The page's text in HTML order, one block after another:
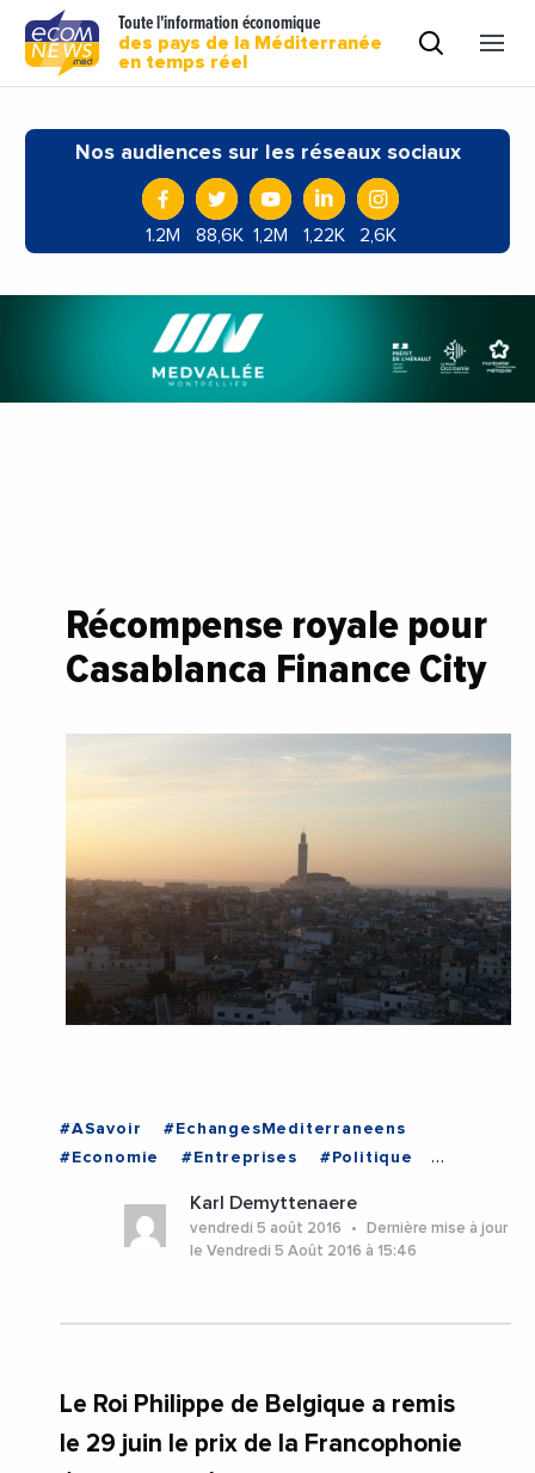
Toute l'information économique
des pays de la Méditerranée
en temps réel
Nos audiences sur les réseaux sociaux
1.2M 88,6K 1,2M 1,22K 2,6K
Récompense royale pour
Casablanca Finance City
#ASavoir
#EchangesMediterraneens
#Economie
#Entreprises
#Politique
Karl Demyttenaere
vendredi 5 août 2016
Dernière mise à jour
le Vendredi 5 Août 2016 à 15:46
Le Roi Philippe de Belgique a remis
le 29 juin le prix de la Francophonie